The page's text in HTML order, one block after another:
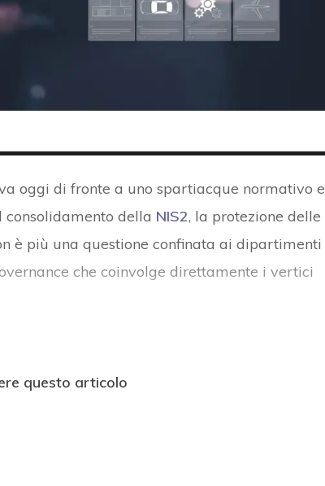
oggi di fronte a uno spartiacque normativo e
consolidamento della NIS2, la protezione delle
è più una questione confinata ai dipartimenti
che coinvolge direttamente i vertici
questo articolo